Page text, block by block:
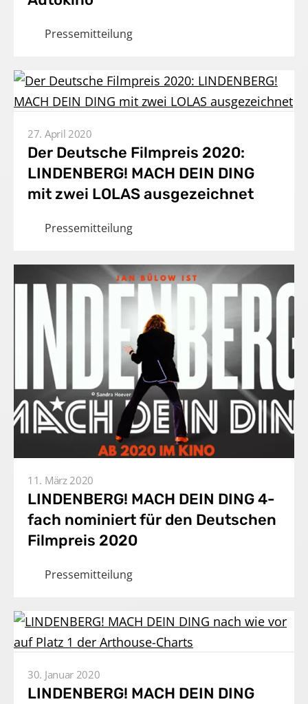
Pressemitteilung
27. April 2020
Der Deutsche Filmpreis 2020:
LINDENBERG! MACH DEIN DING
mit zwei LOLAS ausgezeichnet
Pressemitteilung
11. März 2020
LINDENBERG! MACH DEIN DING 4-
fach nominiert für den Deutschen
Filmpreis 2020
Pressemitteilung
30. Januar 2020
LINDENBERG! MACH DEIN DING
Produktionen
Presse
Karriere
Kontakt
Impressum